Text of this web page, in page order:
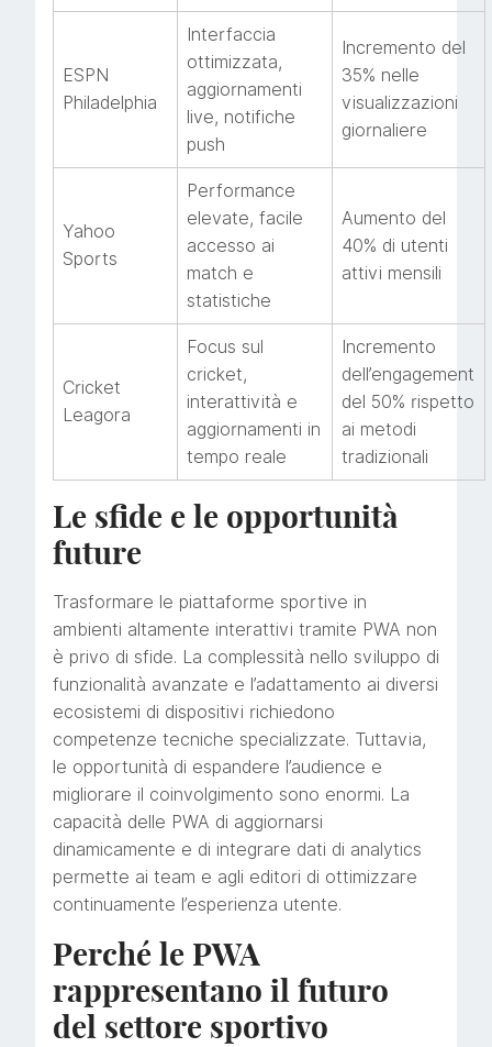
ESPN
Philadelphia
Interfaccia
ottimizzata,
aggiornamenti
live, notifiche
push
Incremento del
35% nelle
visualizzazioni
giornaliere
Yahoo
Sports
Performance
elevate, facile
accesso ai
match e
statistiche
Aumento del
40% di utenti
attivi mensili
Cricket
Leagora
Focus sul
cricket,
interattività e
aggiornamenti in
tempo reale
Incremento
dell’engagement
del 50% rispetto
ai metodi
tradizionali
Le sfide e le opportunità
future
Trasformare le piattaforme sportive in
ambienti altamente interattivi tramite PWA non
è privo di sfide. La complessità nello sviluppo di
funzionalità avanzate e l’adattamento ai diversi
ecosistemi di dispositivi richiedono
competenze tecniche specializzate. Tuttavia,
le opportunità di espandere l’audience e
migliorare il coinvolgimento sono enormi. La
capacità delle PWA di aggiornarsi
dinamicamente e di integrare dati di analytics
permette ai team e agli editori di ottimizzare
continuamente l’esperienza utente.
Perché le PWA
rappresentano il futuro
del settore sportivo